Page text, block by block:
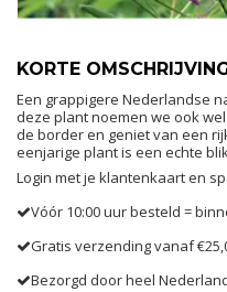
KORTE
Een grappigere Nederlandse
deze plant noemen we ook
de border en geniet van een
eenjarige plant is een echte
Login met je klantenkaart en
Vóór 10:00 uur besteld =
Gratis verzending vanaf
Bezorgd door heel